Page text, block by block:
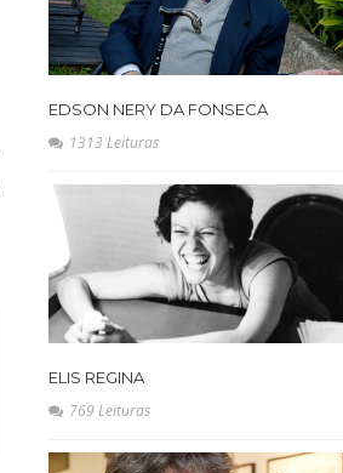
EDSON NERY DA FONSECA
1313 Leituras
ELIS REGINA
769 Leituras